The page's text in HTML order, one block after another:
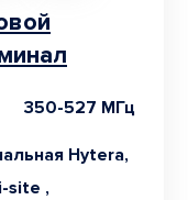
350-527 МГц
Hytera,
site ,